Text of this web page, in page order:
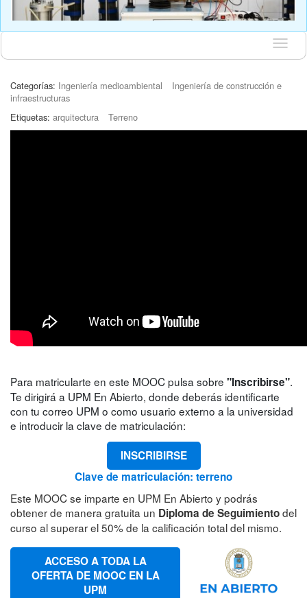
Idioma
Categorías: Ingeniería medioambiental
Ingeniería de construcción e
infraestructuras
Etiquetas: arquitectura Terreno
Para matricularte en este MOOC pulsa sobre "Inscribirse".
Te dirigirá a UPM En Abierto, donde deberás identificarte
con tu correo UPM o como usuario externo a la universidad
e introducir la clave de matriculación:
INSCRIBIRSE
Clave de matriculación: terreno
Este MOOC se imparte en UPM En Abierto y podrás
obtener de manera gratuita un Diploma de Seguimientodel
curso al superar el 50% de la calificación total del mismo.
ACCESO A TODA LA
OFERTA DE MOOC EN LA
UPM